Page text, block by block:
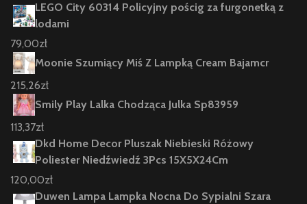
LEGO City 60314 Policyjny pościg za furgonetką z
lodami
79,00zł
Moonie Szumiący Miś Z Lampką Cream Bajamcr
215,26zł
Smily Play Lalka Chodząca Julka Sp83959
113,37zł
Dkd Home Decor Pluszak Niebieski Różowy
Poliester Niedźwiedź 3Pcs 15X5X24Cm
120,00zł
Duwen Lampa Lampka Nocna Do Sypialni Szara